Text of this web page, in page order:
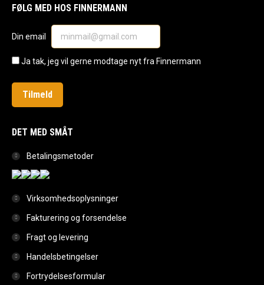
opens
new
window
opens
new
window
opens
in
new
window
FØLG MED HOS FINNERMANN
Din email
Ja tak, jeg vil gerne modtage nyt fra Finnermann
DET MED SMÅT
Betalingsmetoder
Virksomhedsoplysninger
Fakturering og forsendelse
Fragt og levering
Handelsbetingelser
Fortrydelsesformular